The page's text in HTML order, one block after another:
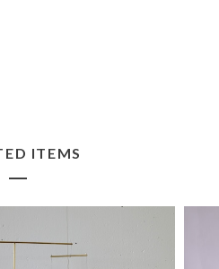
入させていただき、次に
ITEMS